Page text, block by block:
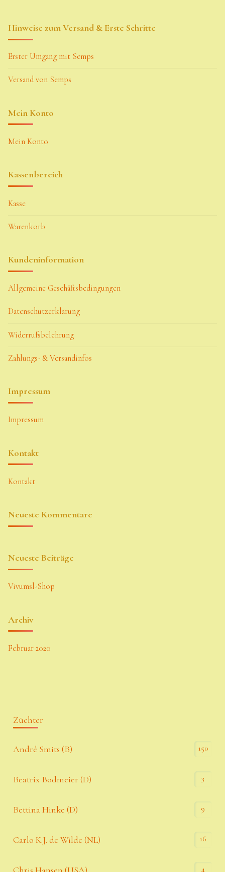
Hinweise zum Versand & Erste Schritte
Erster Umgang mit Semps
Versand von Semps
Mein Konto
Mein Konto
Kassenbereich
Kasse
Warenkorb
Kundeninformation
Allgemeine Geschäftsbedingungen
Datenschutzerklärung
Widerrufsbelehrung
Zahlungs- & Versandinfos
Impressum
Impressum
Kontakt
Kontakt
Neueste Kommentare
Neueste Beiträge
Vivumsl-Shop
Archiv
Februar 2020
Züchter
André Smits (B) 150
Beatrix Bodmeier (D) 3
Bettina Hinke (D) 9
Carlo K.J. de Wilde (NL) 16
4